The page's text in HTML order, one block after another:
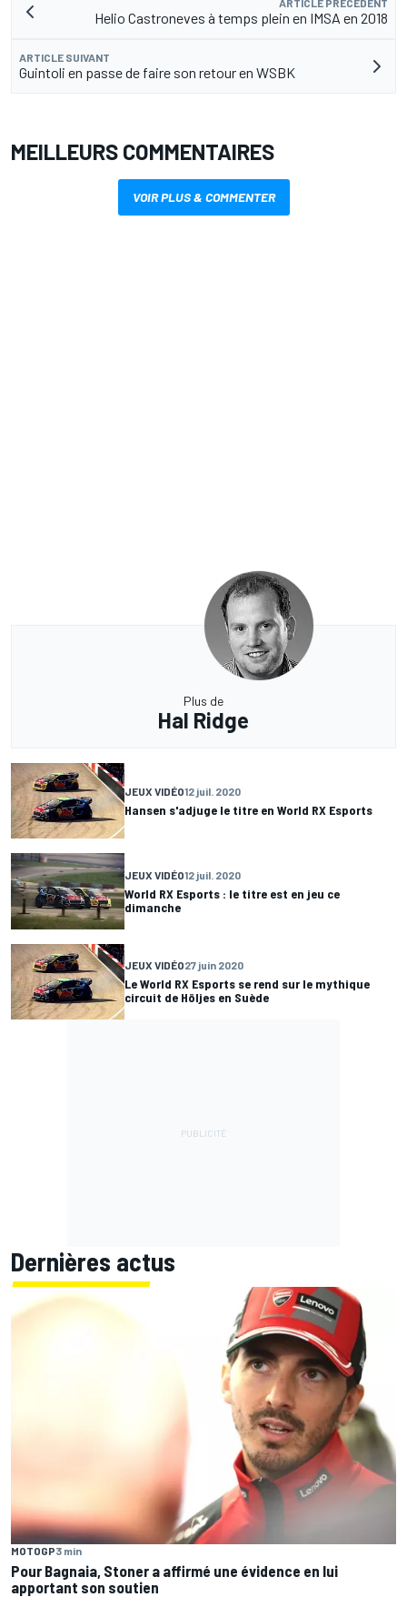
ARTICLE PRÉCÉDENT
Helio Castroneves à temps plein en IMSA en 2018
ARTICLE SUIVANT
Guintoli en passe de faire son retour en WSBK
MEILLEURS COMMENTAIRES
VOIR PLUS & COMMENTER
Plus de
Hal Ridge
JEUX VIDÉO12 juil. 2020
Hansen s'adjuge le titre en World RX Esports
JEUX VIDÉO12 juil. 2020
World RX Esports : le titre est en jeu ce
dimanche
JEUX VIDÉO27 juin 2020
Le World RX Esports se rend sur le mythique
circuit de Höljes en Suède
Dernières actus
MOTOGP3 min
Pour Bagnaia, Stoner a affirmé une évidence en lui
apportant son soutien